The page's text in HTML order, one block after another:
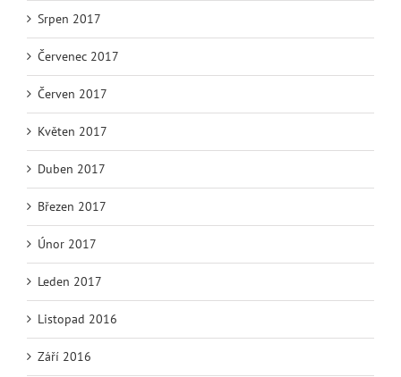
Srpen 2017
Červenec 2017
Červen 2017
Květen 2017
Duben 2017
Březen 2017
Únor 2017
Leden 2017
Listopad 2016
Září 2016